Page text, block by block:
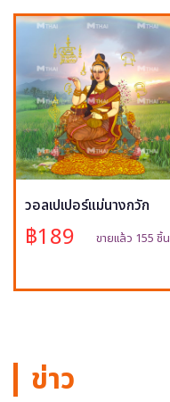
วอลเปเปอร์แม่นางกวัก
฿189 ขายแล้ว 155 ชิ้น
ข่าว